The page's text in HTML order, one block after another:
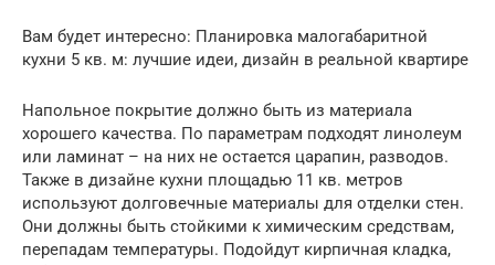
Вам будет интересно: Планировка малогабаритной
кухни 5 кв. м: лучшие идеи, дизайн в реальной квартире
Напольное покрытие должно быть из материала
хорошего качества. По параметрам подходят линолеум
или ламинат – на них не остается царапин, разводов.
Также в дизайне кухни площадью 11 кв. метров
используют долговечные материалы для отделки стен.
Они должны быть стойкими к химическим средствам,
перепадам температуры. Подойдут кирпичная кладка,